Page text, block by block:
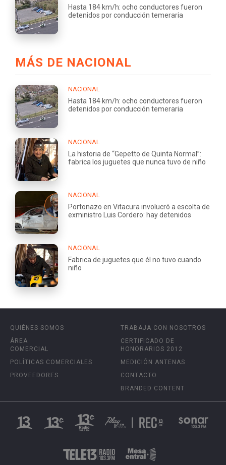
Hasta 184 km/h: ocho conductores fueron
detenidos por conducción temeraria
MÁS DE NACIONAL
NACIONAL
Hasta 184 km/h: ocho conductores fueron
detenidos por conducción temeraria
NACIONAL
La historia de “Gepetto de Quinta Normal”:
fabrica los juguetes que nunca tuvo de niño
NACIONAL
Portonazo en Vitacura involucró a escolta de
exministro Luis Cordero: hay detenidos
NACIONAL
Fabrica de juguetes que él no tuvo cuando
niño
QUIÉNES SOMOS
ÁREA
COMERCIAL
POLÍTICAS COMERCIALES
PROVEEDORES
TRABAJA CON NOSOTROS
CERTIFICADO DE
HONORARIOS 2012
MEDICIÓN ANTENAS
CONTACTO
BRANDED CONTENT